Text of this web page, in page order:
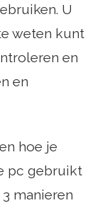
U
weten kunt
en
en
hoe je
pc gebruikt
manieren